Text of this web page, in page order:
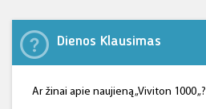
Dienos Klausimas
Ar žinai apie naujieną „Viviton 1000 „?